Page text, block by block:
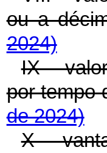
ou a
2024)
IX -
por
de 2024)
X -